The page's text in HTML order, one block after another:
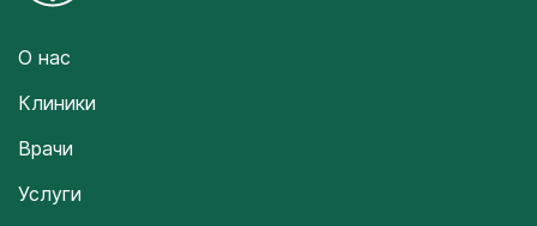
О нас
Клиники
Врачи
Услуги